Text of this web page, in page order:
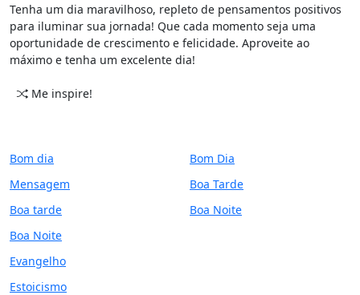
Tenha um dia maravilhoso, repleto de pensamentos positivos
para iluminar sua jornada! Que cada momento seja uma
oportunidade de crescimento e felicidade. Aproveite ao
máximo e tenha um excelente dia!
Me inspire!
Bom dia
Mensagem
Boa tarde
Boa Noite
Evangelho
Estoicismo
Bom Dia
Boa Tarde
Boa Noite